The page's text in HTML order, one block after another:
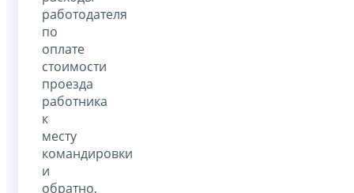
работодателя
по
оплате
стоимости
проезда
работника
к
месту
командировки
и
обратно,